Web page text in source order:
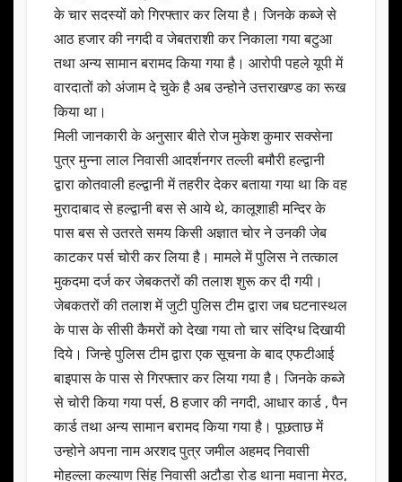
के चार सदस्यों को गिरफ्तार कर लिया है। जिनके कब्जे से
आठ हजार की नगदी व जेबतराशी कर निकाला गया बटुआ
तथा अन्य सामान बरामद किया गया है। आरोपी पहले यूपी में
वारदातों को अंजाम दे चुके है अब उन्होने उत्तराखण्ड का रूख
किया था।
मिली जानकारी के अनुसार बीते रोज मुकेश कुमार सक्सेना
पुत्र मुन्ना लाल निवासी आदर्शनगर तल्ली बमौरी हल्द्वानी
द्वारा कोतवाली हल्द्वानी में तहरीर देकर बताया गया था कि वह
मुरादाबाद से हल्द्वानी बस से आये थे, कालूशाही मन्दिर के
पास बस से उतरते समय किसी अज्ञात चोर ने उनकी जेब
काटकर पर्स चोरी कर लिया है। मामले में पुलिस ने तत्काल
मुकदमा दर्ज कर जेबकतरों की तलाश शुरू कर दी गयी।
जेबकतरों की तलाश में जुटी पुलिस टीम द्वारा जब घटनास्थल
के पास के सीसी कैमरों को देखा गया तो चार संदिग्ध दिखायी
दिये। जिन्हे पुलिस टीम द्वारा एक सूचना के बाद एफटीआई
बाइपास के पास से गिरफ्तार कर लिया गया है। जिनके कब्जे
से चोरी किया गया पर्स, 8 हजार की नगदी, आधार कार्ड , पैन
कार्ड तथा अन्य सामान बरामद किया गया है। पूछताछ में
उन्होने अपना नाम अरशद पुत्र जमील अहमद निवासी
मोहल्ला कल्याण सिंह निवासी अटौडा रोड थाना मवाना मेरठ,